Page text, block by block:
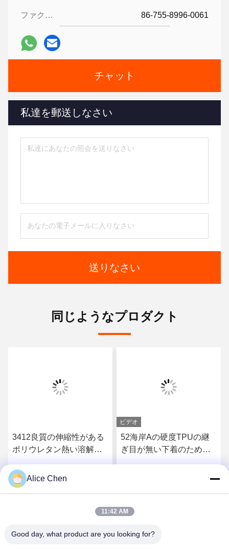
ファクシミリ: 86-755-8996-0061
チャット
私達を郵送しなさい
送りなさい
同じようなプロダクト
3412良質の伸縮性がある
ポリウレタン熱い溶解の
ビデオ
52海岸Aの硬度TPUの継
ぎ目が無い下着のための
Alice Chen
11:42 AM
Good day, what product are you looking for?